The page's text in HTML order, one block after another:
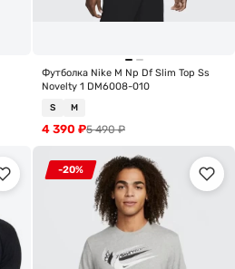
Футболка Nike M Np Df Slim Top Ss
Novelty 1 DM6008-010
S M
5 490₽
4 390 ₽
-20%